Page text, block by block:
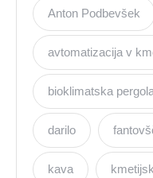
Anton Podbevšek
avtomatizacija v
bioklimatska
darilo
kava